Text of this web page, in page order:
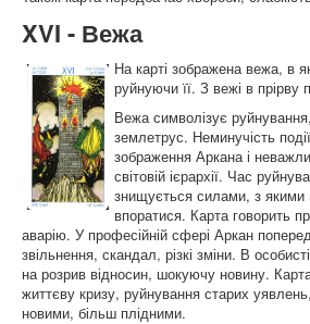
XVI - Вежа
На карті зображена вежа, в
руйнуючи її. З вежі в
Вежа символізує
землетрус. Неминучість
зображення Аркана і
світовій ієрархії. Час
знищується силами, з якими
впоратися. Карта говорить
аварію. У професійній сфері Аркан
звільнення, скандал, різкі зміни. В
на розрив відносин, шокуючу новину.
життєву кризу, руйнування старих
новими, більш плідними.